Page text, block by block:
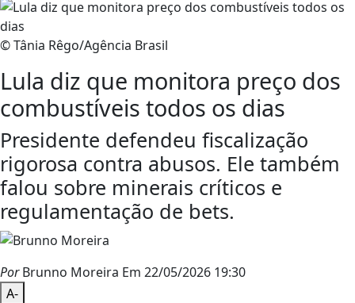
© Tânia Rêgo/Agência Brasil
Lula diz que monitora preço dos
combustíveis todos os dias
Presidente defendeu fiscalização
rigorosa contra abusos. Ele também
falou sobre minerais críticos e
regulamentação de bets.
PorBrunno Moreira Em 22/05/2026 19:30
A-